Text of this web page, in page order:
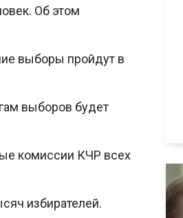
Об этом
выборы пройдут в
выборов будет
комиссии КЧР всех
избирателей.